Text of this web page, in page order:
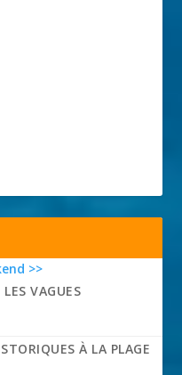
>>
VAGUES
À LA PLAGE